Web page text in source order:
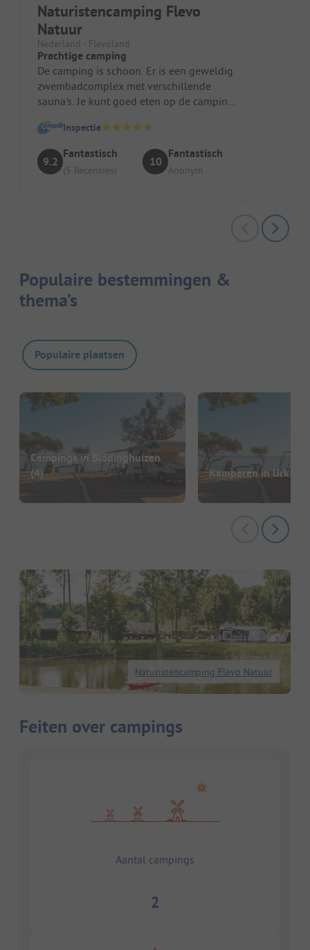
Naturistencamping Flevo
Natuur
Nederland - Flevoland
Prachtige camping
De camping is schoon. Er is een geweldig
zwembadcomplex met verschillende
sauna's. Je kunt goed eten op de camping.
Inspectie
9.2
Fantastisch
(5 Recensies)
10
Fantastisch
Anonym
Populaire bestemmingen &
thema’s
Populaire plaatsen
Campings in Biddinghuizen
(4)
Kamperen in Urk(1)
Naturistencamping Flevo Natuur
Feiten over campings
Aantal campings
2